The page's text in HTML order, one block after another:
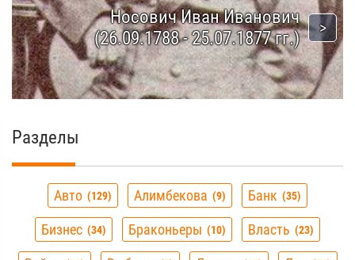
Носович Иван Иванович
(26.09.1788 - 25.07.1877 гг.)
Разделы
Авто 129 Алимбекова 9 Банк 35
Бизнес 34 Браконьеры 10 Власть 23